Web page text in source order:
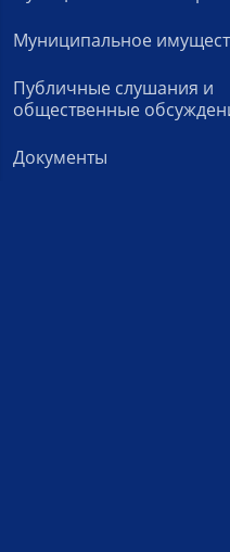
Муниципальное
Публичные слушания и
общественные
Документы